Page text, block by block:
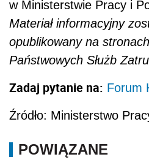
w Ministerstwie Pracy i
Materiał informacyjny
opublikowany na
Państwowych Służb
Zadaj pytanie na: Forum
Źródło: Ministerstwo
POWIĄZANE